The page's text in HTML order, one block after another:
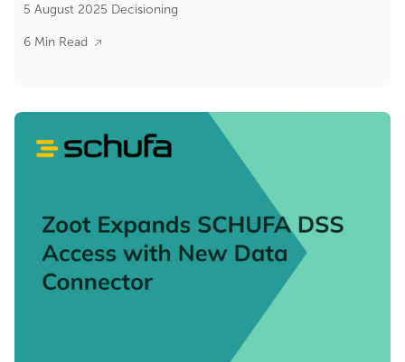
Echtzeit-Entscheidungen zusammenwirken.
5 August 2025 Decisioning
6 Min Read